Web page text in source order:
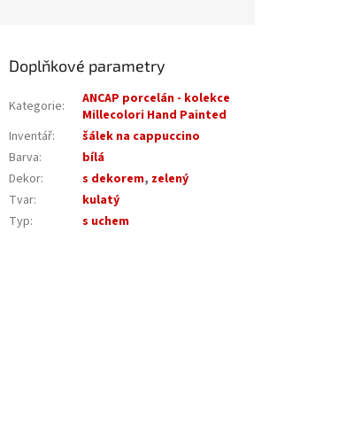
Doplňkové parametry
Kategorie:
ANCAP porcelán - kolekce
Millecolori Hand Painted
Inventář:
šálek na cappuccino
Barva:
bílá
Dekor: s dekorem, zelený
Tvar:
kulatý
Typ: s uchem